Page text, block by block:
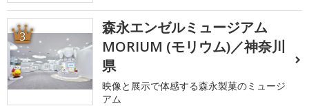
3
森永エンゼルミュージアム
MORIUM (モリウム)／神奈川
県
映像と展示で体感する森永製菓のミュージ
アム